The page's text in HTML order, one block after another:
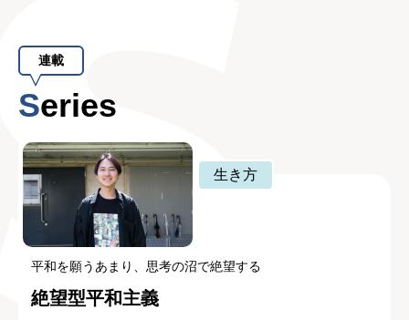
連載
Series
生き方
平和を願うあまり、思考の沼で絶望する
絶望型平和主義